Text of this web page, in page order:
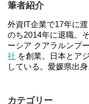
筆者紹介
外資IT企業で17年に
のち2014年に退職。
ーシア クアラルンプ
社 を創業。日本とア
している。愛媛県出身
カテゴリー